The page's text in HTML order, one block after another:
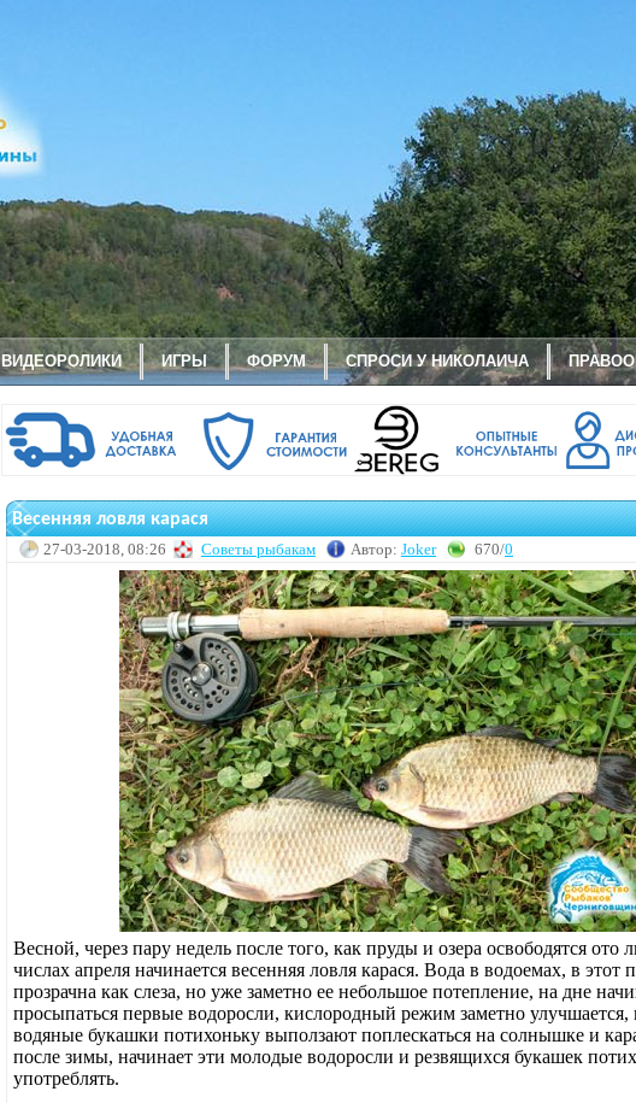
ВИДЕОРОЛИКИ ИГРЫ ФОРУМ СПРОСИ У НИКОЛАИЧА
Весенняя ловля карася
27-03-2018, 08:26 Советы рыбакам Автор: Joker 670/0
Весной, через пару недель после того, как пруды и озера освободятся ото
числах апреля начинается весенняя ловля карася. Вода в водоемах, в этот
прозрачна как слеза, но уже заметно ее небольшое потепление, на дне
просыпаться первые водоросли, кислородный режим заметно улучшается,
водяные букашки потихоньку выползают поплескаться на солнышке и
после зимы, начинает эти молодые водоросли и резвящихся букашек
употреблять.